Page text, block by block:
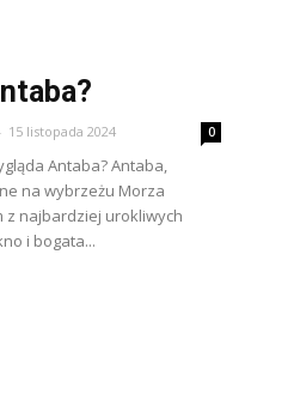
- 15 listopada 2024 0
Antaba? Antaba,
na wybrzeżu Morza
z najbardziej urokliwych
i bogata...